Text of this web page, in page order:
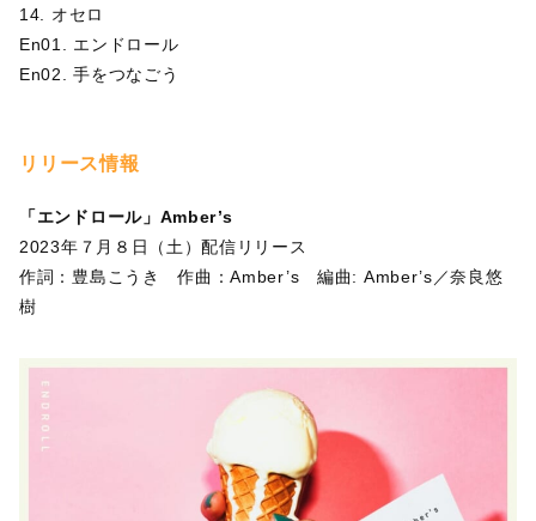
14. オセロ
En01. エンドロール
En02. 手をつなごう
リリース情報
「エンドロール」Amber’s
2023年７月８日（土）配信リリース
作詞：豊島こうき 作曲：Amber’s 編曲: Amber’s／奈良悠
樹